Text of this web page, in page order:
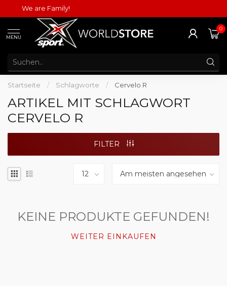
We are Family!
MENU
0
Startseite / Schlagworte / Cervelo R
ARTIKEL MIT SCHLAGWORT
CERVELO R
FILTER
KEINE PRODUKTE GEFUNDEN!
WEITER EINKAUFEN